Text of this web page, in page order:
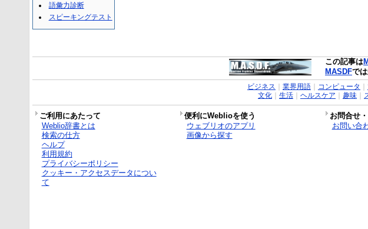
語彙力診断
スピーキングテスト
この記事は
MASDFで
ビジネス 業界用語｜ コンピュータ
文化｜ 生活｜ ヘルスケア 趣味｜
ご利用にあたって 便利にWeblioを使う お問合せ
Weblio辞書とは
検索の仕方
ヘルプ
利用規約
プライバシーポリシー
クッキー・アクセスデータについ
て
ウェブリオのアプリ
画像から探す
お問い合